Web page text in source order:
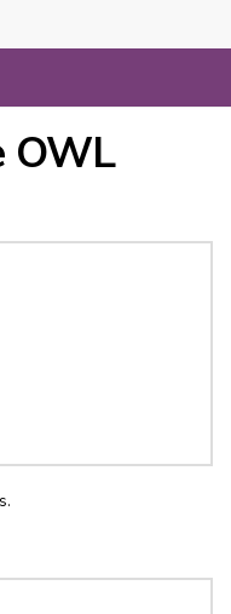
OWL